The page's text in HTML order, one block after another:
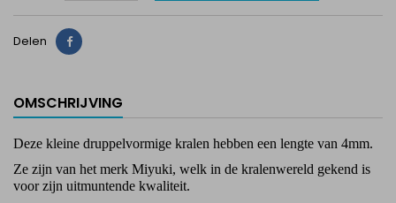
Delen Delen
OMSCHRIJVING
Deze kleine druppelvormige kralen hebben een lengte van 4mm.
Ze zijn van het merk Miyuki, welk in de kralenwereld gekend is
voor zijn uitmuntende kwaliteit.